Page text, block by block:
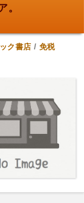
。
ク書店 / 免税